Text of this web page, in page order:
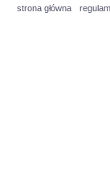
strona główna